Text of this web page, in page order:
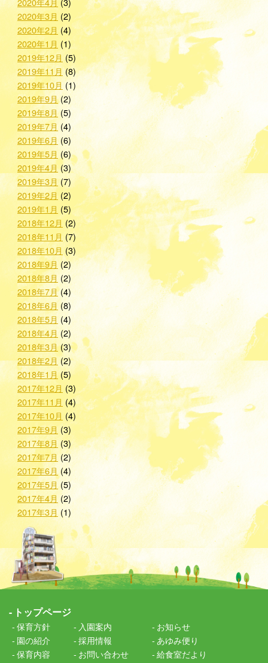
2020年3月 (2)
2020年2月 (4)
2020年1月 (1)
2019年12月 (5)
2019年11月(8)
2019年10月(1)
2019年9月(2)
2019年8月(5)
2019年7月 (4)
2019年6月(6)
2019年5月 (6)
2019年4月(3)
2019年3月(7)
2019年2月 (2)
2019年1月 (5)
2018年12月 (2)
2018年11月 (7)
2018年10月 (3)
2018年9月 (2)
2018年8月 (2)
2018年7月(4)
2018年6月 (8)
2018年5月 (4)
2018年4月 (2)
2018年3月(3)
2018年2月(2)
2018年1月(5)
2017年12月 (3)
2017年11月 (4)
2017年10月 (4)
2017年9月(3)
2017年8月(3)
2017年7月(2)
2017年6月(4)
2017年5月(5)
2017年4月 (2)
2017年3月(1)
トップページ
保育方針
園の紹介
保育内容
入園案内
採用情報
お問い合わせ
お知らせ
あゆみ便り
給食室だより